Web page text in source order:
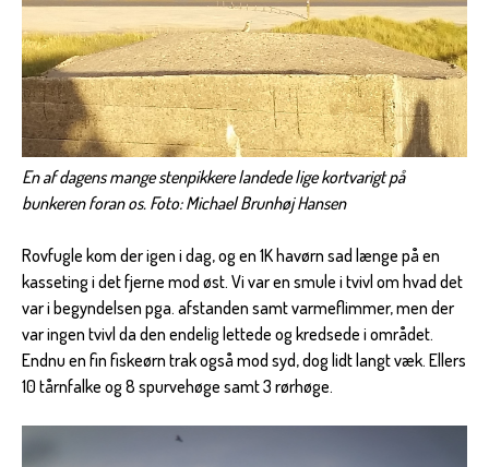
En af dagens mange stenpikkere landede lige kortvarigt på
bunkeren foran os. Foto: Michael Brunhøj Hansen
Rovfugle kom der igen i dag, og en 1K havørn sad længe på en
kasseting i det fjerne mod øst. Vi var en smule i tvivl om hvad det
var i begyndelsen pga. afstanden samt varmeflimmer, men der
var ingen tvivl da den endelig lettede og kredsede i området.
Endnu en fin fiskeørn trak også mod syd, dog lidt langt væk. Ellers
10 tårnfalke og 8 spurvehøge samt 3 rørhøge.